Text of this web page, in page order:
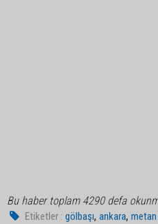
Bu haber toplam 4290 defa
Etiketler : gölbaşı,ankara,metan